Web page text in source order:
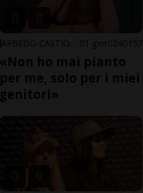
1 gior 24 157
«Non ho mai pianto
per me, solo per i miei
genitori»